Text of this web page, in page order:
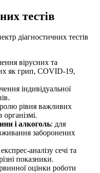
тестів
діагностичних тестів
вірусних та
як грип, COVID-19,
індивідуальної
рівня важливих
організмі.
і алкоголь: для
заборонених
аналізу сечі та
показники.
оцінки роботи